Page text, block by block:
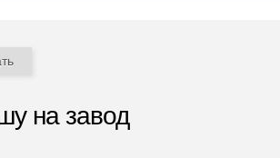
на завод